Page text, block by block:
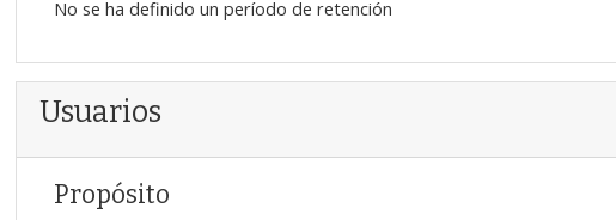
No se ha definido un período de retención
Usuarios
Propósito